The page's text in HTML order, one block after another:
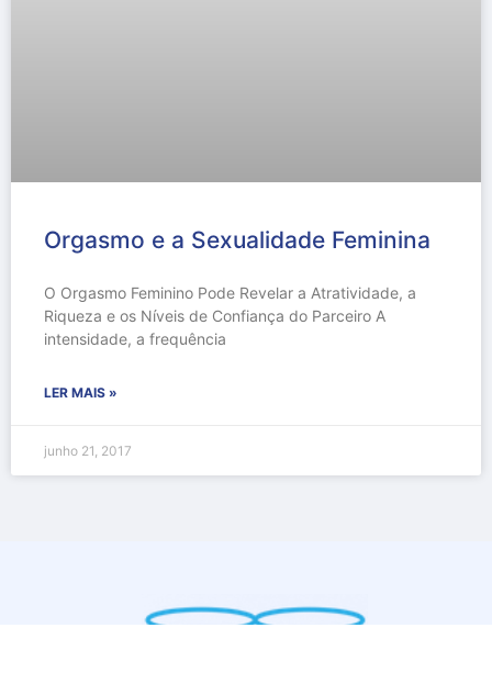
Orgasmo e a Sexualidade Feminina
O Orgasmo Feminino Pode Revelar a Atratividade, a
Riqueza e os Níveis de Confiança do Parceiro A
intensidade, a frequência
LER MAIS »
junho 21, 2017